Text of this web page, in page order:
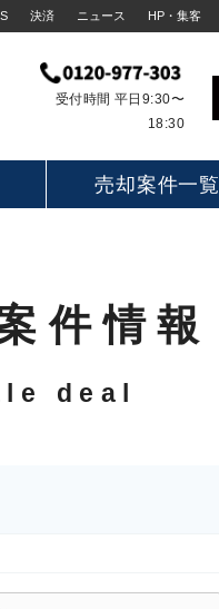
決済 ニュース HP・集客
受付時間 平日9:30〜
18:30
売却案件一覧
件情報
deal